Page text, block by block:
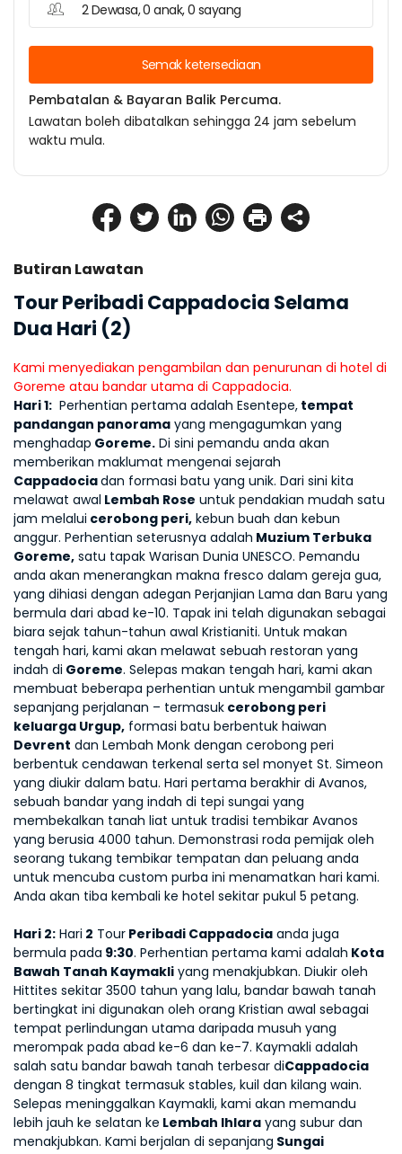
Butiran Lawatan
Tour Peribadi Cappadocia Selama
Dua Hari (2)
Kami menyediakan pengambilan dan penurunan di hotel di
Goreme atau bandar utama di Cappadocia.
Hari 1: Perhentian pertama adalah Esentepe, tempat
pandangan panorama yang mengagumkan yang
menghadap Goreme. Di sini pemandu anda akan
memberikan maklumat mengenai sejarah
Cappadocia dan formasi batu yang unik. Dari sini kita
melawat awal Lembah Rose untuk pendakian mudah satu
jam melalui cerobong peri, kebun buah dan kebun
anggur. Perhentian seterusnya adalah Muzium Terbuka
Goreme, satu tapak Warisan Dunia UNESCO. Pemandu
anda akan menerangkan makna fresco dalam gereja gua,
yang dihiasi dengan adegan Perjanjian Lama dan Baru yang
bermula dari abad ke-10. Tapak ini telah digunakan sebagai
biara sejak tahun-tahun awal Kristianiti. Untuk makan
tengah hari, kami akan melawat sebuah restoran yang
indah di Goreme. Selepas makan tengah hari, kami akan
membuat beberapa perhentian untuk mengambil gambar
sepanjang perjalanan – termasuk cerobong peri
keluarga Urgup, formasi batu berbentuk haiwan
Devrent dan Lembah Monk dengan cerobong peri
berbentuk cendawan terkenal serta sel monyet St. Simeon
yang diukir dalam batu. Hari pertama berakhir di Avanos,
sebuah bandar yang indah di tepi sungai yang
membekalkan tanah liat untuk tradisi tembikar Avanos
yang berusia 4000 tahun. Demonstrasi roda pemijak oleh
seorang tukang tembikar tempatan dan peluang anda
untuk mencuba custom purba ini menamatkan hari kami.
Anda akan tiba kembali ke hotel sekitar pukul 5 petang.
Hari 2: Hari 2 Tour Peribadi Cappadocia anda juga
bermula pada 9:30. Perhentian pertama kami adalah Kota
Bawah Tanah Kaymakli yang menakjubkan. Diukir oleh
Hittites sekitar 3500 tahun yang lalu, bandar bawah tanah
bertingkat ini digunakan oleh orang Kristian awal sebagai
tempat perlindungan utama daripada musuh yang
merompak pada abad ke-6 dan ke-7. Kaymakli adalah
salah satu bandar bawah tanah terbesar diCappadocia
dengan 8 tingkat termasuk stables, kuil dan kilang wain.
Selepas meninggalkan Kaymakli, kami akan memandu
lebih jauh ke selatan ke Lembah Ihlara yang subur dan
menakjubkan. Kami berjalan di sepanjang Sungai
2 Dewasa, 0 anak, 0 sayang
Semak ketersediaan
Pembatalan & Bayaran Balik Percuma.
Lawatan boleh dibatalkan sehingga 24 jam sebelum
waktu mula.